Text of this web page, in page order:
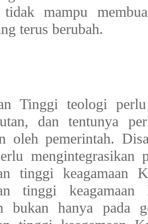
tidak mampu
terus berubah.
Tinggi teologi
dan tentunya
oleh pemerintah.
mengintegrasikan
tinggi keagamaan
tinggi
bukan hanya pada